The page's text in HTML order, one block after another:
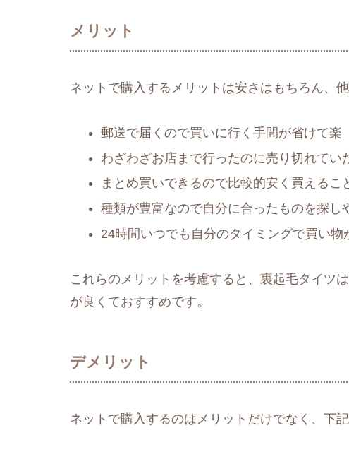
メリット
ネットで購入するメリットは安さはもちろん、
郵送で届くので買いに行く手間が省けて楽
わざわざお店まで行ったのに売り切れてい
まとめ買いできるので比較的安く買えるこ
種類が豊富なので自分に合ったものを探し
24時間いつでも自分のタイミングで買い物
これらのメリットを考慮すると、裏起毛タイツ
が良くておすすめです。
デメリット
ネットで購入するのはメリットだけでなく、下